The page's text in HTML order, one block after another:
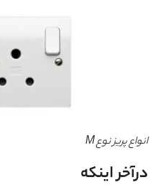
انواع پریز نوع M
درآخر اینکه